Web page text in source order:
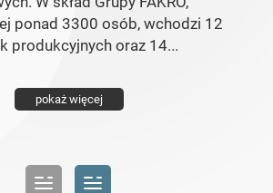
ponad 3300 osób, wchodzi 12
produkcyjnych oraz 14...
pokaż więcej